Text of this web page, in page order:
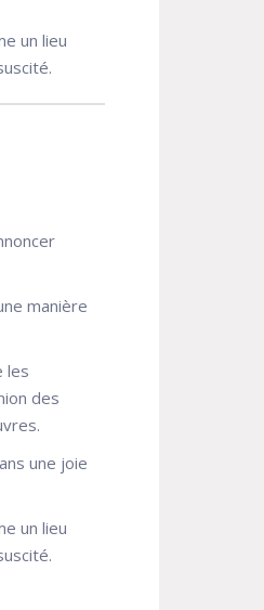
un lieu
manière
les
des
une joie
un lieu